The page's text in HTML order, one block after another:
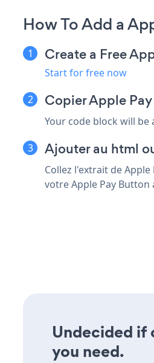
How To Add a
Create a Free
Start for free now
Copier Apple
Your code block will be
Ajouter au html
Collez l'extrait de
votre Apple Pay Button
Undecided if
you need.